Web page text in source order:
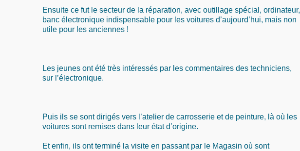
Ensuite ce fut le secteur de la réparation, avec outillage spécial, ordinateur,
banc électronique indispensable pour les voitures d’aujourd’hui, mais non
utile pour les anciennes !
Les jeunes ont été très intéressés par les commentaires des techniciens,
sur l’électronique.
Puis ils se sont dirigés vers l’atelier de carrosserie et de peinture, là où les
voitures sont remises dans leur état d’origine.
Et enfin, ils ont terminé la visite en passant par le Magasin où sont